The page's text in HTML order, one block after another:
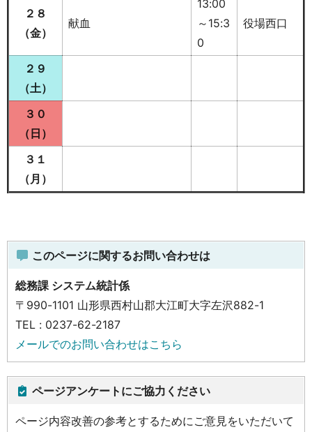
２８
（金）
献血
13:00
～15:3
0
役場西口
２９
（土）
３０
（日）
３１
（月）
このページに関するお問い合わせは
総務課 システム統計係
〒990-1101 山形県西村山郡大江町大字左沢882-1
TEL : 0237-62-2187
メールでのお問い合わせはこちら
ページアンケートにご協力ください
ページ内容改善の参考とするためにご意見をいただいて